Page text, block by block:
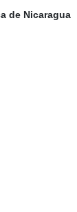
de Nicaragua